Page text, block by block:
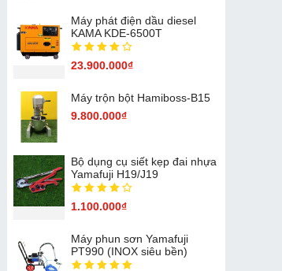
Máy phát điện dầu diesel
KAMA KDE-6500T
23.900.000₫
Máy trộn bột Hamiboss-B15
9.800.000₫
Bộ dụng cụ siết kẹp đai nhựa
Yamafuji H19/J19
1.100.000₫
Máy phun sơn Yamafuji
PT990 (INOX siêu bền)